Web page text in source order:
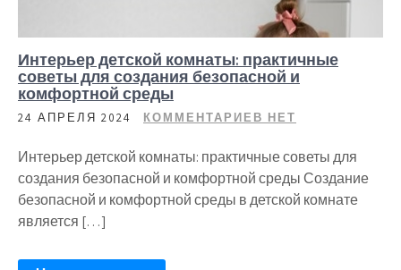
Интерьер детской комнаты: практичные
советы для создания безопасной и
комфортной среды
24 АПРЕЛЯ 2024 КОММЕНТАРИЕВ НЕТ
Интерьер детской комнаты: практичные советы для
создания безопасной и комфортной среды Создание
безопасной и комфортной среды в детской комнате
является […]